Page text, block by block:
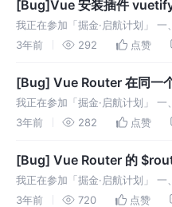
[Bug]Vue 安装插件
name "Home" should
我正在参加「掘金·启航计划」
vuetify时，报错为： 二、问题分
3年前 292 点赞
[Bug] Vue Router 在同一
我正在参加「掘金·启航计划」
的编辑: 在编辑界面点击写文章：
分析
3年前 282 点赞
[Bug] Vue Router 的
我正在参加「掘金·启航计划」
章」和「编辑文章」实际上是在
3年前 720 点赞